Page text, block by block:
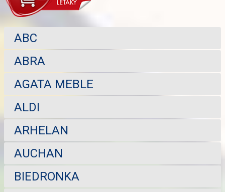
ABC
ABRA
AGATA MEBLE
ALDI
ARHELAN
AUCHAN
BIEDRONKA